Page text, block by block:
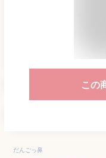
この
だんごっ鼻